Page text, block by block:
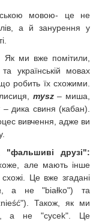
мовою- це не
а й занурення у
Як ми вже помітили,
українській мовах
робить їх схожими.
mysz– миша,
– дика свиня (кабан).
вивчення, адже ви
"фальшиві друзі":
але мають інше
Це вже згадані
, а не "białko") та
Також, як ми
, а не "cycek". Це